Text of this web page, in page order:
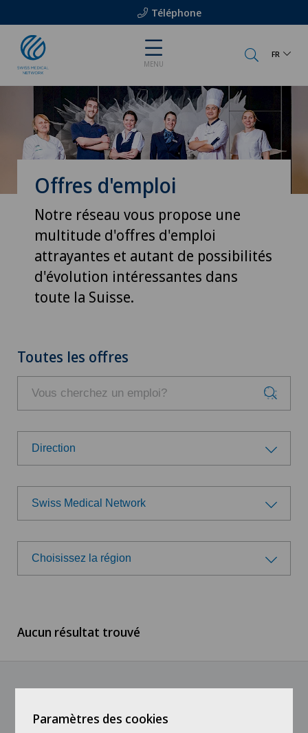
Téléphone
MENU
FR
Offres d'emploi
Notre réseau vous propose une
multitude d'offres d'emploi
attrayantes et autant de possibilités
d'évolution intéressantes dans
toute la Suisse.
Toutes les offres
Direction
Groupe professionnel
Administration
Direction
Médecin
Swiss Medical Network
Choisissez un hôpital/une clinique
Swiss Medical Network
Ärztezentrum Siloah Liebefeld
Ärztezentrum Siloah Murten
Choisissez la région
Suisse romande
Aucun résultat trouvé
Paramètres des cookies